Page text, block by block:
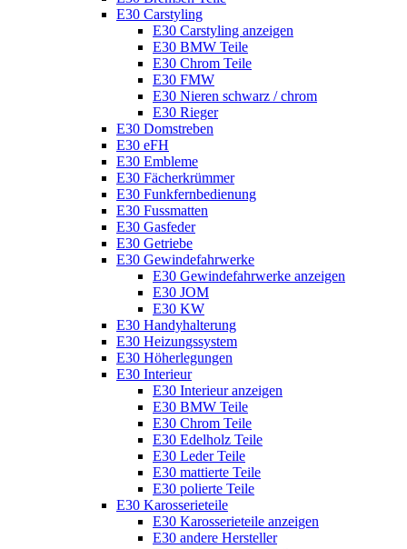
E30 Carstyling
E30 Carstyling anzeigen
E30 BMW Teile
E30 Chrom Teile
E30 FMW
E30 Nieren schwarz / chrom
E30 Rieger
E30 Domstreben
E30 eFH
E30 Embleme
E30 Fächerkrümmer
E30 Funkfernbedienung
E30 Fussmatten
E30 Gasfeder
E30 Getriebe
E30 Gewindefahrwerke
E30 Gewindefahrwerke anzeigen
E30 JOM
E30 KW
E30 Handyhalterung
E30 Heizungssystem
E30 Höherlegungen
E30 Interieur
E30 Interieur anzeigen
E30 BMW Teile
E30 Chrom Teile
E30 Edelholz Teile
E30 Leder Teile
E30 mattierte Teile
E30 polierte Teile
E30 Karosserieteile
E30 Karosserieteile anzeigen
E30 andere Hersteller